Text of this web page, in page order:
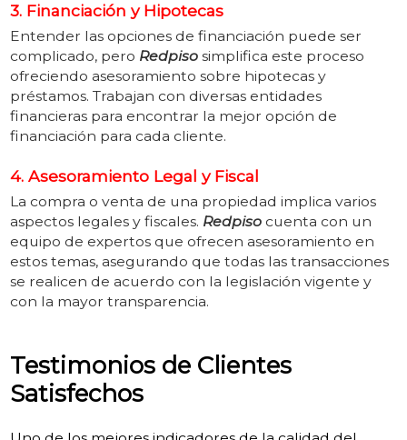
3. Financiación y Hipotecas
Entender las opciones de financiación puede ser
complicado, pero Redpisosimplifica este proceso
ofreciendo asesoramiento sobre hipotecas y
préstamos. Trabajan con diversas entidades
financieras para encontrar la mejor opción de
financiación para cada cliente.
4. Asesoramiento Legal y Fiscal
La compra o venta de una propiedad implica varios
aspectos legales y fiscales. Redpisocuenta con un
equipo de expertos que ofrecen asesoramiento en
estos temas, asegurando que todas las transacciones
se realicen de acuerdo con la legislación vigente y
con la mayor transparencia.
Testimonios de Clientes
Satisfechos